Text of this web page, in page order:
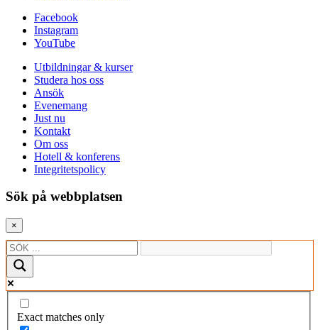
Facebook
Instagram
YouTube
Utbildningar & kurser
Studera hos oss
Ansök
Evenemang
Just nu
Kontakt
Om oss
Hotell & konferens
Integritetspolicy
Sök på webbplatsen
×
Exact matches only